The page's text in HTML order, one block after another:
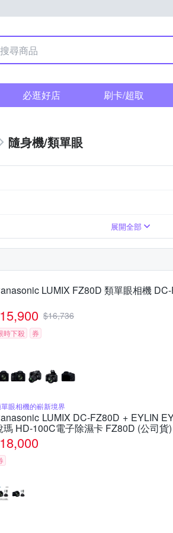
必逛好店 刷卡/超取
隨身機/類單眼
展開全部
LUMIX FZ80D 類單眼相機
15,900 $16,736
時下殺 券
眼相機的嶄新境界
LUMIX DC-FZ80D + EYLIN
瑪 HD-100C電子除濕卡 FZ80D (公司貨)
18,000